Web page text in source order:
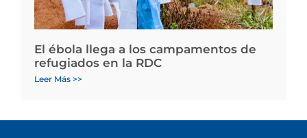
El ébola llega a los campamentos de
refugiados en la RDC
Leer Más >>